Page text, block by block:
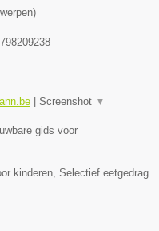
)
Screenshot ▼
gids voor
kinderen, Selectief eetgedrag